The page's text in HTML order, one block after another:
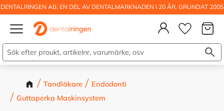
DENTALRINGEN AB, EN DEL AV DENTALMARKNADEN I 20 ÅR. GRUNDAT 2005
Tandläkare
Endodonti
Guttaperka Maskinsystem